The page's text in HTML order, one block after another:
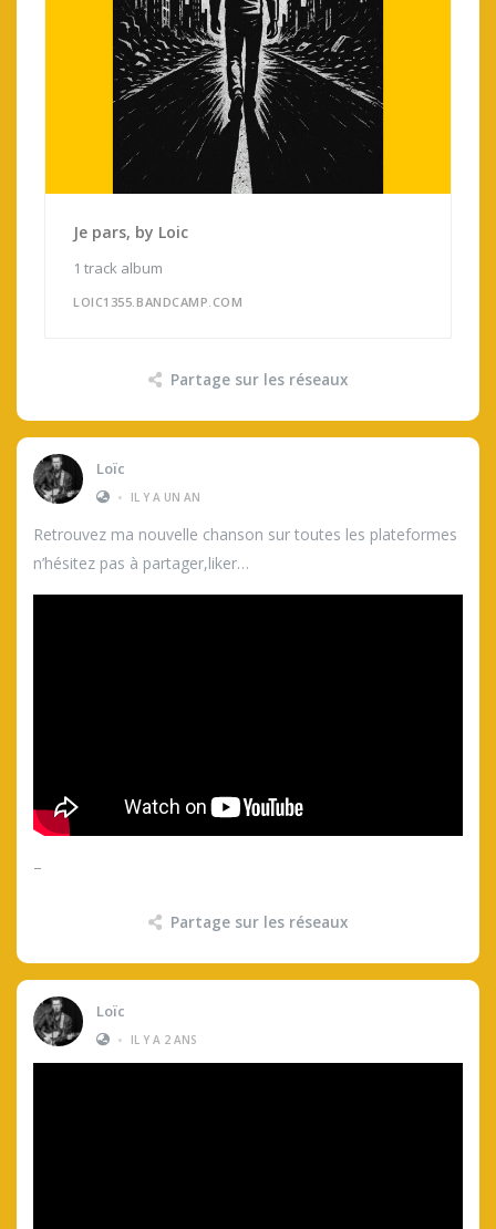
Je pars, by Loic
1 track album
LOIC1355.BANDCAMP.COM
Partage sur les réseaux
Loïc
•
IL Y A UN AN
Retrouvez ma nouvelle chanson sur toutes les plateformes
n’hésitez pas à partager,liker…
–
Partage sur les réseaux
Loïc
•
IL Y A 2 ANS